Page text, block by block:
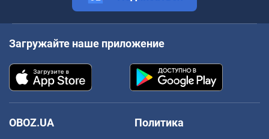
Загружайте наше приложение
OBOZ.UA Политика